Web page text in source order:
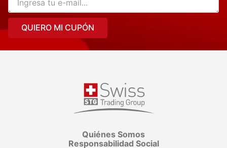
QUIERO MI CUPÓN
Quiénes Somos
Responsabilidad Social